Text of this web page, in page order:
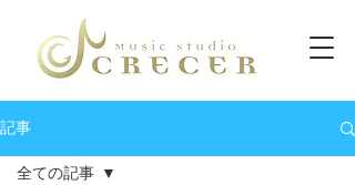
記事
全ての記事